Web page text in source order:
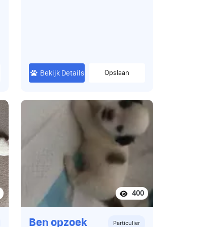
medische in orde. Heeft u
intresse in een pup of vragen
dan mag u altijd contact
opnemen. Langs komen mag
ook altijd en is vrijblijvend... Een
pup kost totaal 1750€.
Bekijk Details Opslaan
400
Ben opzoek
Particulier